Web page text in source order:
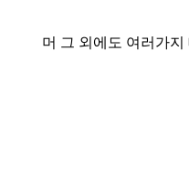
머 그 외에도 여러가